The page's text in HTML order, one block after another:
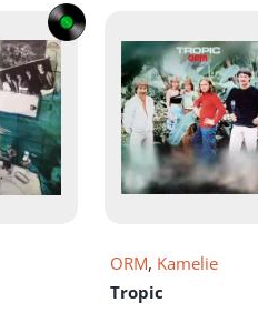
ORM, Kamelie
Tropic